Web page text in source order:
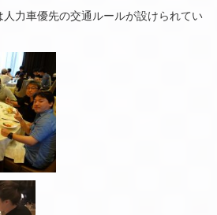
人力車優先の交通ルールが設けられてい